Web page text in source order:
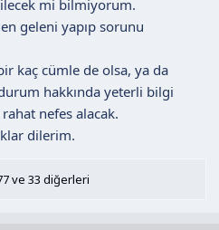
mi bilmiyorum.
geleni yapıp sorunu
kaç cümle de olsa, ya da
hakkında yeterli bilgi
nefes alacak.
dilerim.
ve 33 diğerleri